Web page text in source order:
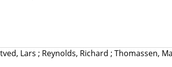
Lars ; Reynolds, Richard ; Thomassen,